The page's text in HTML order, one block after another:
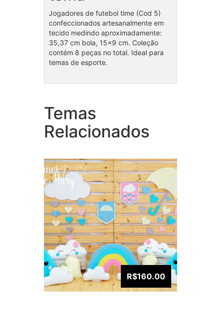
Jogadores de futebol time (Cod 5)
confeccionados artesanalmente em
tecido medindo aproximadamente:
35,37 cm bola, 15×9 cm. Coleção
contém 8 peças no total. Ideal para
temas de esporte.
Temas
Relacionados
Coleção Chuva de Amor
R$160.00